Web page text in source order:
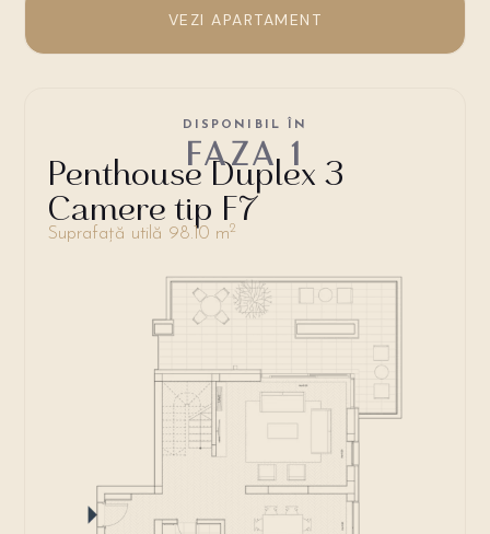
VEZI APARTAMENT
Penthouse Duplex 3
Camere tip F7
Suprafață utilă 98.10 m2
DISPONIBIL ÎN
FAZA 1